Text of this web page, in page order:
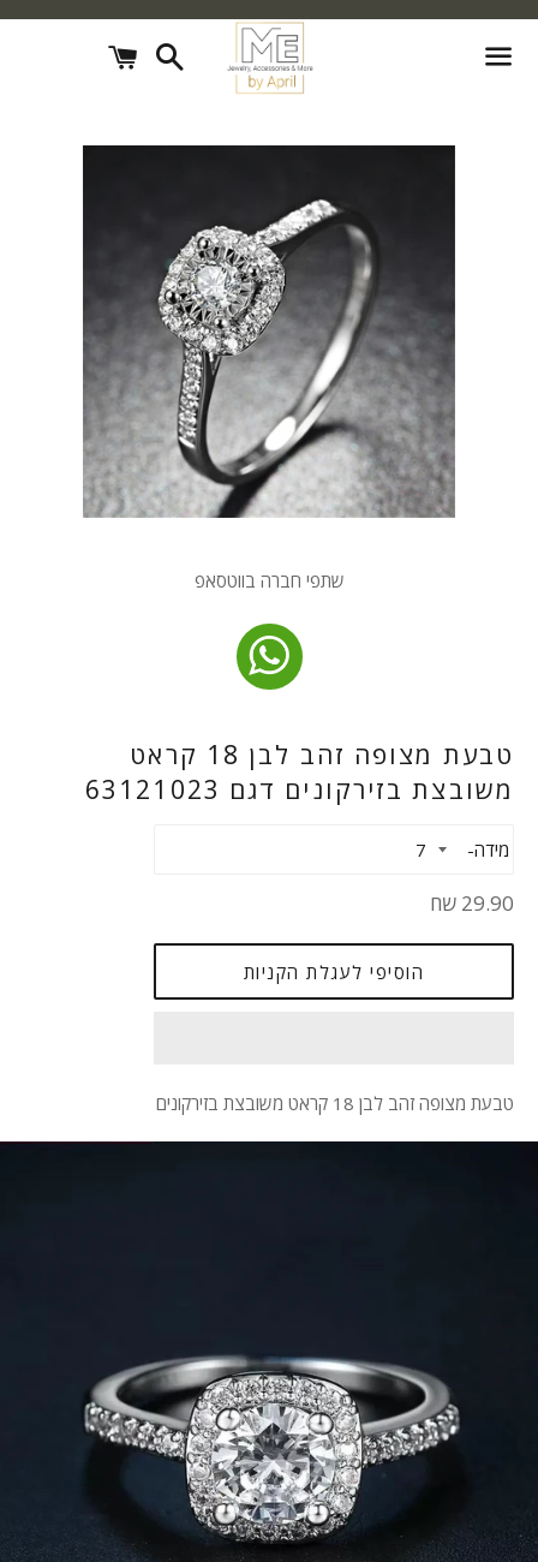
חיפוש
עגלת
שתפי חברה בווטסאפ
טבעת מצופה זהב לבן 18 קראט
משובצת בזירקונים דגם 63121023
מידה
מחיר
29.90 שח
הוסיפי לעגלת הקניות
טבעת מצופה זהב לבן 18 קראט משובצת בזירקונים